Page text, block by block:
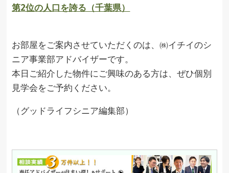
第2位の人口を誇る（千葉県）
お部屋をご案内させていただくのは、㈱イチイのシ
ニア事業部アドバイザーです。
本日ご紹介した物件にご興味のある方は、ぜひ個別
見学会をご予約ください。
（グッドライフシニア編集部）